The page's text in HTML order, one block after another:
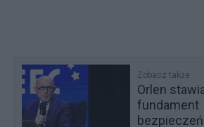
Zobacz także
Orlen
fundament